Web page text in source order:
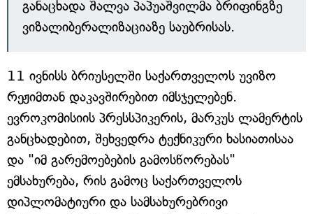
განაცხადა შალვა პაპუაშვილმა ბრიფინგზე
ვიზალიბერალიზაციაზე საუბრისას.
11 ივნისს ბრიუსელში საქართველოს უვიზო
რეჟიმთან დაკავშირებით იმსჯელებენ.
ევროკომისიის პრესსპიკერის, მარკუს ლამერტის
განცხადებით, შეხვედრა ტექნიკური ხასიათისაა
და "იმ გარემოებების გამოსწორებას"
ემსახურება, რის გამოც საქართველოს
დიპლომატიური და სამსახურებრივი